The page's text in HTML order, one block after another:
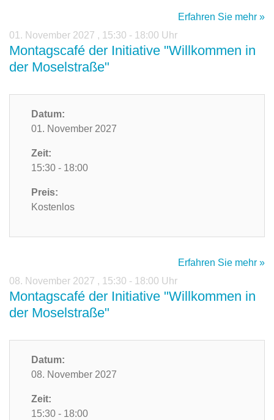
Erfahren Sie mehr »
01. November 2027 , 15:30 - 18:00 Uhr
Montagscafé der Initiative "Willkommen in
der Moselstraße"
Datum:
01. November 2027
Zeit:
15:30 - 18:00
Preis:
Kostenlos
Erfahren Sie mehr »
08. November 2027 , 15:30 - 18:00 Uhr
Montagscafé der Initiative "Willkommen in
der Moselstraße"
Datum:
08. November 2027
Zeit:
15:30 - 18:00